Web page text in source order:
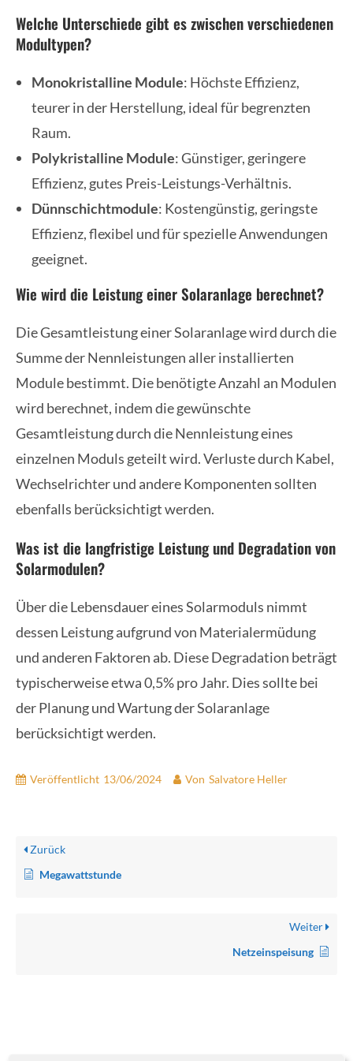
Welche Unterschiede gibt es zwischen verschiedenen
Modultypen?
Monokristalline Module: Höchste Effizienz,
teurer in der Herstellung, ideal für begrenzten
Raum.
Polykristalline Module: Günstiger, geringere
Effizienz, gutes Preis-Leistungs-Verhältnis.
Dünnschichtmodule: Kostengünstig, geringste
Effizienz, flexibel und für spezielle Anwendungen
geeignet.
Wie wird die Leistung einer Solaranlage berechnet?
Die Gesamtleistung einer Solaranlage wird durch die
Summe der Nennleistungen aller installierten
Module bestimmt. Die benötigte Anzahl an Modulen
wird berechnet, indem die gewünschte
Gesamtleistung durch die Nennleistung eines
einzelnen Moduls geteilt wird. Verluste durch Kabel,
Wechselrichter und andere Komponenten sollten
ebenfalls berücksichtigt werden.
Was ist die langfristige Leistung und Degradation von
Solarmodulen?
Über die Lebensdauer eines Solarmoduls nimmt
dessen Leistung aufgrund von Materialermüdung
und anderen Faktoren ab. Diese Degradation beträgt
typischerweise etwa 0,5% pro Jahr. Dies sollte bei
der Planung und Wartung der Solaranlage
berücksichtigt werden.
Veröffentlicht 13/06/2024 Von Salvatore Heller
Zurück
Megawattstunde
Weiter
Netzeinspeisung